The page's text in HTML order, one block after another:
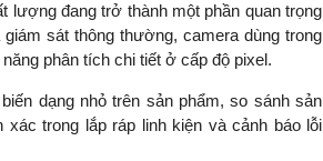
lượng đang trở thành một phần quan trọng
sát thông thường, camera dùng trong
phân tích chi tiết ở cấp độ pixel.
dạng nhỏ trên sản phẩm, so sánh sản
trong lắp ráp linh kiện và cảnh báo lỗi